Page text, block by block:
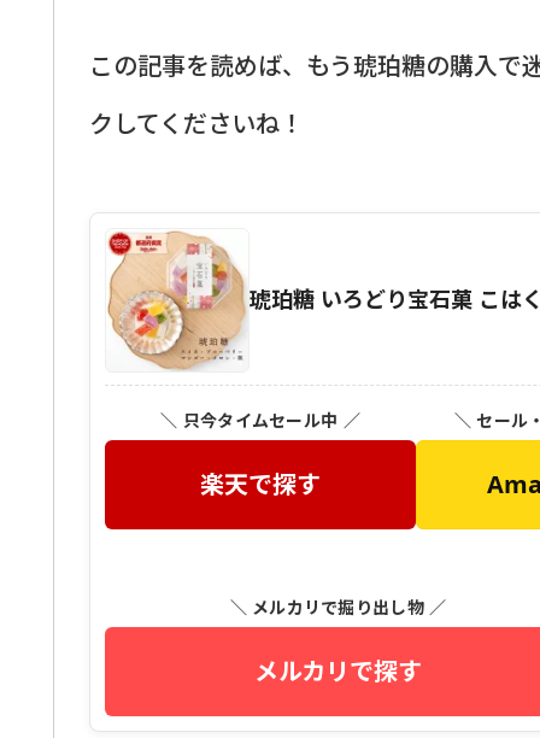
この記事を読めば、もう琥珀糖の購入
クしてくださいね！
琥珀糖 いろどり宝石菓 こは
＼ 只今タイムセール中 ／
楽天で探す
＼ セール
＼ メルカリで掘り出し物 ／
メルカリで探す